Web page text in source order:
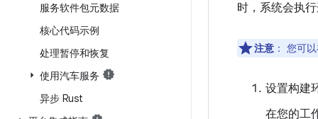
服务软件包元数据
核心代码示例
处理暂停和恢复
使用汽车服务
异步 Rust
时，系统会执行
注意 ： 您可
设置构建
在您的工